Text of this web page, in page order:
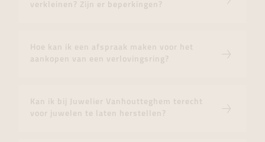
verkleinen? Zijn er beperkingen?
Hoe kan ik een afspraak maken voor het
aankopen van een verlovingsring?
Kan ik bij Juwelier Vanhoutteghem terecht
voor juwelen te laten herstellen?